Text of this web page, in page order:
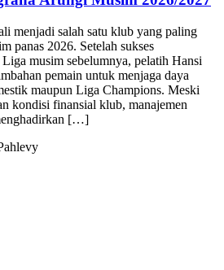
menjadi salah satu klub yang paling
panas 2026. Setelah sukses
musim sebelumnya, pelatih Hansi
pemain untuk menjaga daya
maupun Liga Champions. Meski
kondisi finansial klub, manajemen
[…]